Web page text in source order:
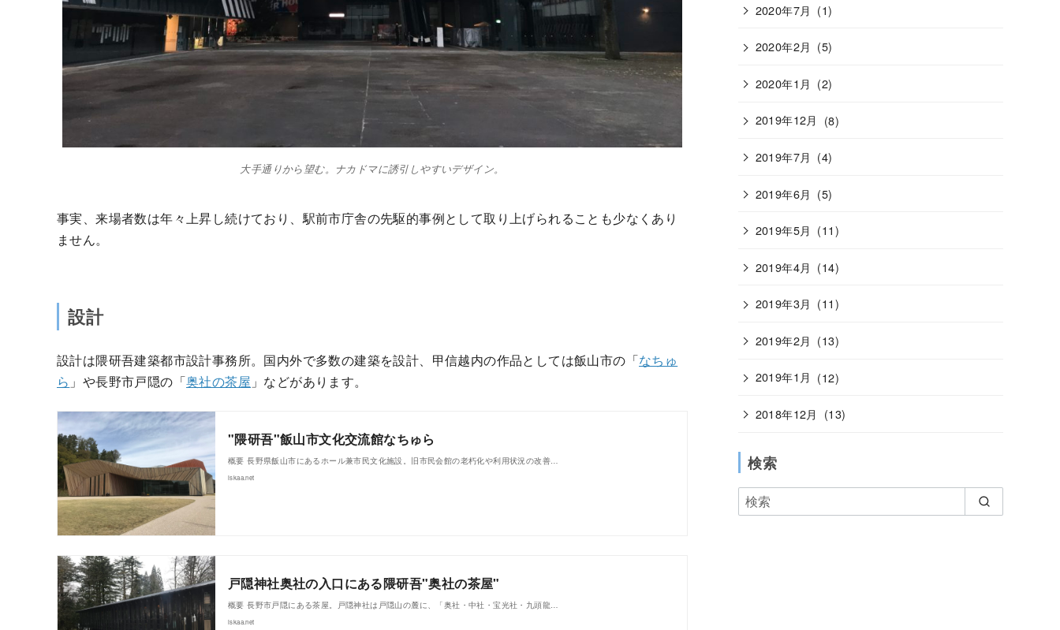
大手通りから望む。ナカドマに誘引しやすいデザイン。
事実、来場者数は年々上昇し続けており、駅前市庁舎の先駆的事例として取り上げられることも少なくあり
ません。
設計
設計は隈研吾建築都市設計事務所。国内外で多数の建築を設計、甲信越内の作品としては飯山市の「なちゅ
ら 」や長野市戸隠の「奥社の茶屋 」などがあります。
"隈研吾"飯山市文化交流館なちゅら
概要 長野県飯山市にあるホール兼市民文化施設。旧市民会館の老朽化や利用状況の改善…
iskaa.net
戸隠神社奥社の入口にある隈研吾"奥社の茶屋"
概要 長野市戸隠にある茶屋。戸隠神社は戸隠山の麓に、「奥社・中社・宝光社・九頭龍…
iskaa.net
2020年7月 (1)
2020年2月 (5)
2020年1月 (2)
2019年12月 (8)
2019年7月 (4)
2019年6月 (5)
2019年5月 (11)
2019年4月 (14)
2019年3月 (11)
2019年2月 (13)
2019年1月 (12)
2018年12月 (13)
検索